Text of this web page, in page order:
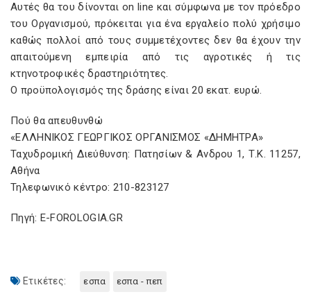
Αυτές θα του δίνονται on line και σύμφωνα με τον πρόεδρο
του Οργανισμού, πρόκειται για ένα εργαλείο πολύ χρήσιμο
καθώς πολλοί από τους συμμετέχοντες δεν θα έχουν την
απαιτούμενη εμπειρία από τις αγροτικές ή τις
κτηνοτροφικές δραστηριότητες.
Ο προϋπολογισμός της δράσης είναι 20 εκατ. ευρώ.
Πού θα απευθυνθώ
«ΕΛΛΗΝΙΚΟΣ ΓΕΩΡΓΙΚΟΣ ΟΡΓΑΝΙΣΜΟΣ «ΔΗΜΗΤΡΑ»
Ταχυδρομική Διεύθυνση: Πατησίων & Aνδρου 1, Τ.Κ. 11257,
Αθήνα
Τηλεφωνικό κέντρο: 210-823127
Πηγή: E-FOROLOGIA.GR
Ετικέτες: εσπα εσπα - πεπ